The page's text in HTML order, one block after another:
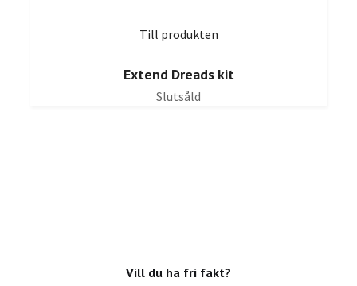
Vill du ha fri fakt?
Till produkten
Extend Dreads kit
Slutsåld